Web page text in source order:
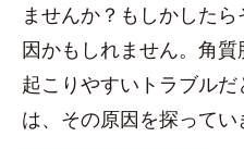
ませんか？もしかした
因かもしれません。角
起こりやすいトラブル
は、その原因を探ってい